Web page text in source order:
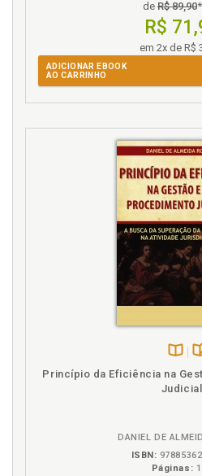
Petição inicial: estrutura
Homologação no
Pontos críticos que
p. 45
Homologação no
Requisitos formais
administrativas, p. 55
Homologação.
homologação, p. 19
Juízo de delibação e
Lei de Introdução às
de R$ 89,90
R$
em 2x de R$
ADICIONAR EBOOK
AO CARRINHO
na
Princípio da Eficiência na
Judicial
DANIEL DE
ISBN:
Páginas: